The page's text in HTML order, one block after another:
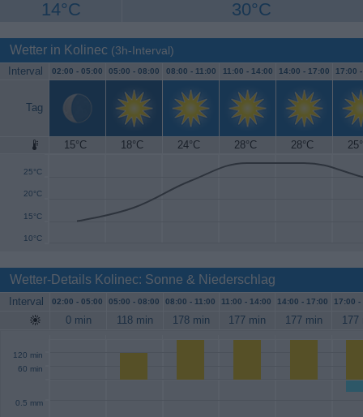
14°C 30°C
Wetter in Kolinec (3h-Interval)
Interval 02:00 - 05:00 05:00 - 08:00 08:00 - 11:00 11:00 - 14:00 14:00 - 17:00 17:00
Tag
15°C 18°C 24°C 28°C 28°C
10°C
15°C
20°C
25°C
30°C
Wetter-Details Kolinec: Sonne & Niederschlag
Interval 02:00 - 05:00 05:00 - 08:00 08:00 - 11:00 11:00 - 14:00 14:00 - 17:00 17:00 -
0 min 118 min 178 min 177 min 177 min 177
60 min
120 min
0.5 mm